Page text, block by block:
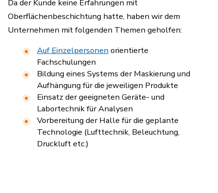
Da der Kunde keine Erfahrungen mit
Oberflächenbeschichtung hatte, haben wir dem
Unternehmen mit folgenden Themen geholfen:
Auf Einzelpersonen orientierte
Fachschulungen
Bildung eines Systems der Maskierung und
Aufhängung für die jeweiligen Produkte
Einsatz der geeigneten Geräte- und
Labortechnik für Analysen
Vorbereitung der Halle für die geplante
Technologie (Lufttechnik, Beleuchtung,
Druckluft etc.)